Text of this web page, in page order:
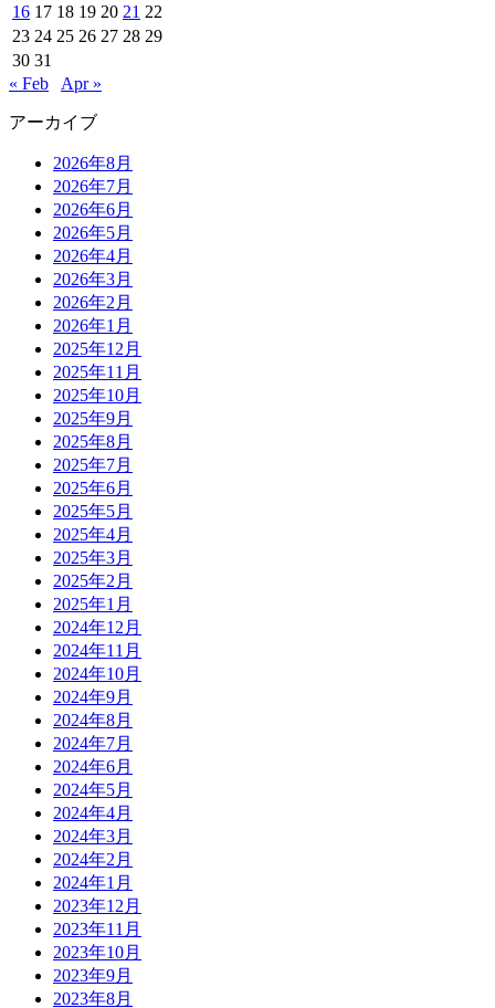
16 17 18 19 20 21 22
23 24 25 26 27 28 29
30 31
« Feb
Apr »
アーカイブ
2026年8月
2026年7月
2026年6月
2026年5月
2026年4月
2026年3月
2026年2月
2026年1月
2025年12月
2025年11月
2025年10月
2025年9月
2025年8月
2025年7月
2025年6月
2025年5月
2025年4月
2025年3月
2025年2月
2025年1月
2024年12月
2024年11月
2024年10月
2024年9月
2024年8月
2024年7月
2024年6月
2024年5月
2024年4月
2024年3月
2024年2月
2024年1月
2023年12月
2023年11月
2023年10月
2023年9月
2023年8月